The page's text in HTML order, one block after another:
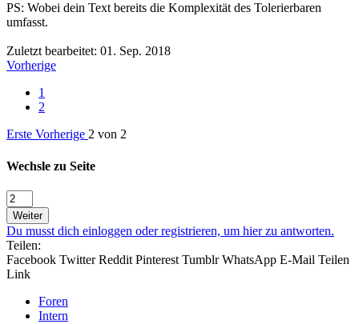
PS: Wobei dein Text bereits die Komplexität des Tolerierbaren
umfasst.
Zuletzt bearbeitet: 01. Sep. 2018
Vorherige
1
2
Erste Vorherige 2 von 2
Wechsle zu Seite
Weiter
Du musst dich einloggen oder registrieren, um hier zu antworten.
Teilen:
Facebook Twitter Reddit Pinterest Tumblr WhatsApp E-Mail Teilen
Link
Foren
Intern